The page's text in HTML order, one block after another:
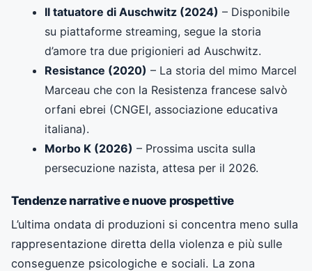
Il tatuatore di Auschwitz (2024) – Disponibile
su piattaforme streaming, segue la storia
d’amore tra due prigionieri ad Auschwitz.
Resistance (2020) – La storia del mimo Marcel
Marceau che con la Resistenza francese salvò
orfani ebrei (CNGEI, associazione educativa
italiana).
Morbo K (2026) – Prossima uscita sulla
persecuzione nazista, attesa per il 2026.
Tendenze narrative e nuove prospettive
L’ultima ondata di produzioni si concentra meno sulla
rappresentazione diretta della violenza e più sulle
conseguenze psicologiche e sociali. La zona